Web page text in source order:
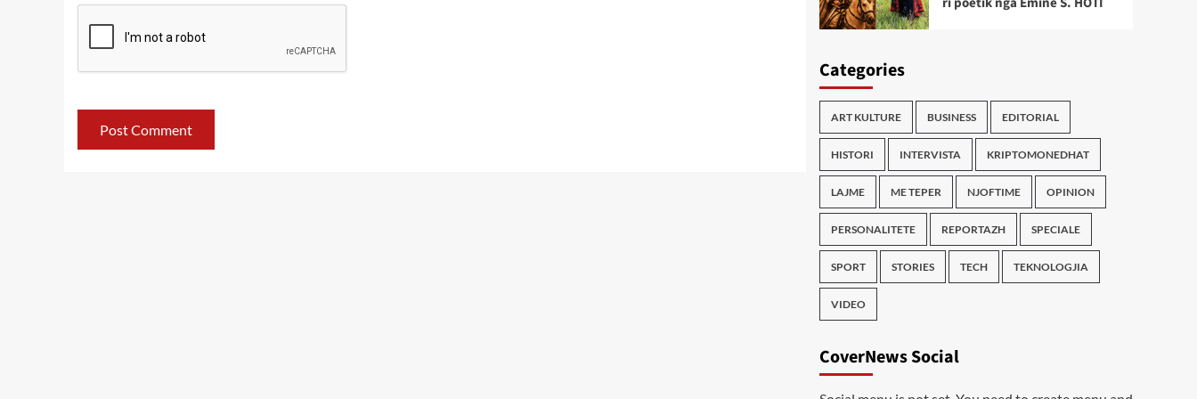
Categories
ART KULTURE BUSINESS EDITORIAL
HISTORI INTERVISTA KRIPTOMONEDHAT
LAJME ME TEPER NJOFTIME OPINION
PERSONALITETE REPORTAZH SPECIALE
SPORT STORIES TECH TEKNOLOGJIA
VIDEO
CoverNews Social